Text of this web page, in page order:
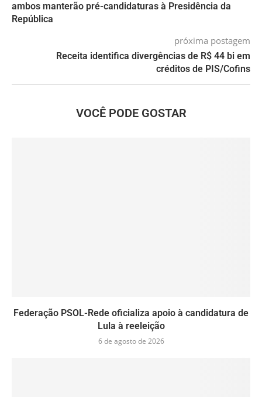
ambos manterão pré-candidaturas à Presidência da
República
próxima postagem
Receita identifica divergências de R$ 44 bi em
créditos de PIS/Cofins
VOCÊ PODE GOSTAR
Federação PSOL-Rede oficializa apoio à candidatura de
Lula à reeleição
6 de agosto de 2026